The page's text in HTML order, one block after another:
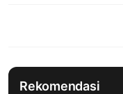
Rekomendasi